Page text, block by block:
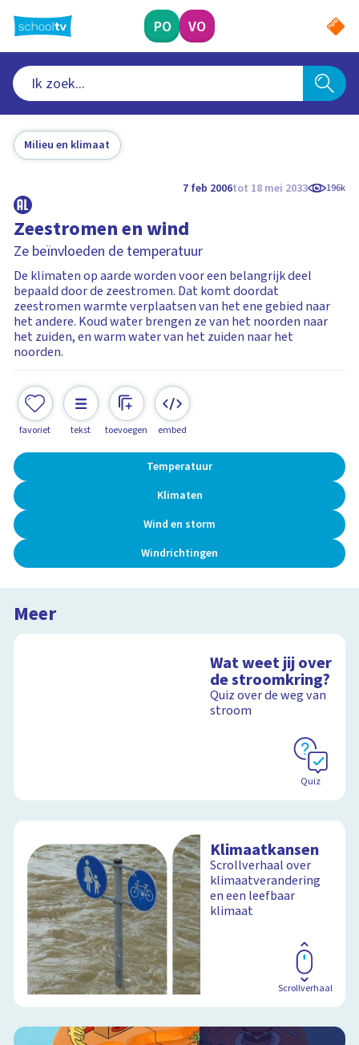
naar
hoofdinhoud
PO VO
Milieu en klimaat
7 feb 2006tot 18 mei 2033 196k
Zeestromen en wind
Ze beïnvloeden de temperatuur
De klimaten op aarde worden voor een belangrijk deel
bepaald door de zeestromen. Dat komt doordat
zeestromen warmte verplaatsen van het ene gebied naar
het andere. Koud water brengen ze van het noorden naar
het zuiden, en warm water van het zuiden naar het
noorden.
favoriet tekst toevoegen embed
Temperatuur
Klimaten
Wind en storm
Windrichtingen
Meer
Wat weet jij over
de stroomkring?
Quiz over de weg van
stroom
Quiz
Klimaatkansen
Scrollverhaal over
klimaatverandering
en een leefbaar
klimaat
Scrollverhaal